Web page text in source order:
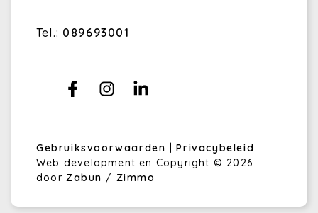
Tel.: 089693001
Gebruiksvoorwaarden |Privacybeleid
Web development en Copyright © 2026
door Zabun / Zimmo